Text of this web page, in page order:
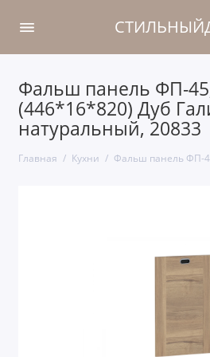
Фальш панель ФП-
(446*16*820) Дуб
натуральный, 20833
Главная Кухни Фальш панель ФП-